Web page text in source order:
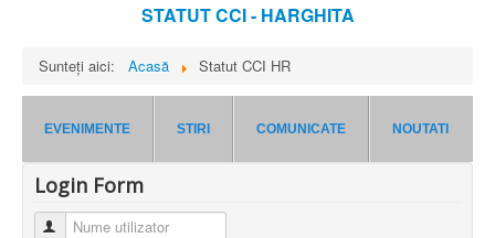
STATUT CCI - HARGHITA
Sunteți aici: Acasă Statut CCI HR
EVENIMENTE STIRI COMUNICATE NOUTATI
Login Form
Nume utilizator